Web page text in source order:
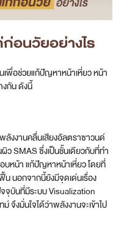
อนวัยอย่างไร
พื่อช่วยแก้ปัญหาหน้าเหี่ยว หน้า
งกัน ดังนี้
ลังงานคลื่นเสียงอัลตราซาวนด์
ว SMAS ซึ่งเป็นชั้นเดียวกับที่ทำ
บหน้า แก้ปัญหาหน้าเหี่ยว โดยที่
นอกจากนี้ยังมีจุดเด่นเรื่อง
จจุบันที่มีระบบ Visualization
จึงมั่นใจได้ว่าพลังงานจะเข้าไป